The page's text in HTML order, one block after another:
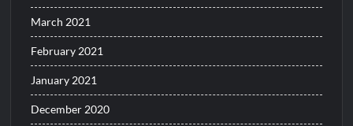
March 2021
February 2021
January 2021
December 2020